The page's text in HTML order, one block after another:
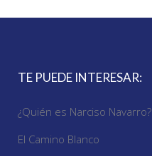
TE PUEDE INTERESAR:
¿Quién es Narciso Navarro?
El Camino Blanco